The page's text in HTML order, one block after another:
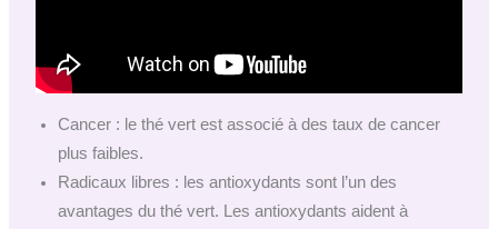
Cancer : le thé vert est associé à des taux de cancer
plus faibles.
Radicaux libres : les antioxydants sont l’un des
avantages du thé vert. Les antioxydants aident à